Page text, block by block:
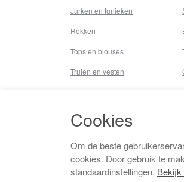
Jurken en tunieken
Rokken
Tops en blouses
Truien en vesten
Lingerie,nachtmode &
Badkleding
Beenmode
Vermaakkosten
Cookies
Om de beste
cookies. Door gebruik te
standaardinstellingen. Bekijk